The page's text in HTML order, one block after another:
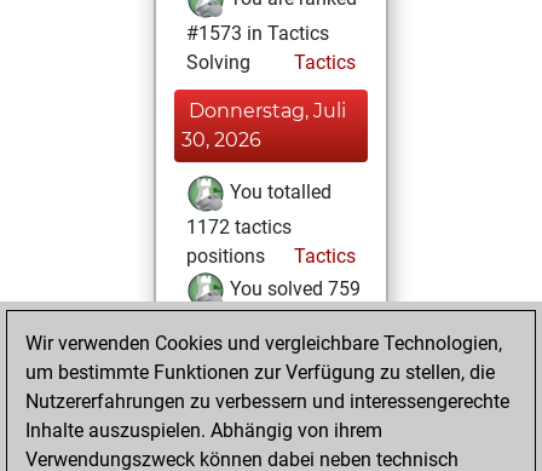
#1573 in Tactics
Solving
Tactics
Donnerstag, Juli
30, 2026
You totalled
1172 tactics
positions
Tactics
You solved 759
You achieved
an Elo of 2324 in
tactics positions
Wir verwenden Cookies und vergleichbare Technologien,
um bestimmte Funktionen zur Verfügung zu stellen, die
Nutzererfahrungen zu verbessern und interessengerechte
Inhalte auszuspielen. Abhängig von ihrem
Verwendungszweck können dabei neben technisch